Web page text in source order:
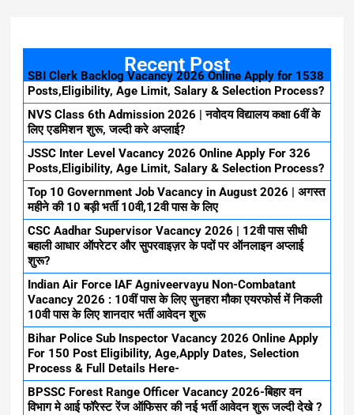
Recent Post
SBI Clerk Backlog Vacancy 2026 Online Apply for 1538
Posts,Eligibility, Age Limit, Salary & Selection Process?
NVS Class 6th Admission 2026 | नवोदय विद्यालय कक्षा 6वीं के
लिए एडमिशन शुरू, जल्दी करे अप्लाई?
JSSC Inter Level Vacancy 2026 Online Apply For 326
Posts,Eligibility, Age Limit, Salary & Selection Process?
Top 10 Government Job Vacancy in August 2026 | अगस्त
महीने की 10 बड़ी भर्ती 10वी,12वी पास के लिए
CSC Aadhar Supervisor Vacancy 2026 | 12वी पास सीधी
बहाली आधार ऑपरेटर और सुपरवाइज़र के पदों पर ऑनलाइन अप्लाई
शुरू?
Indian Air Force IAF Agniveervayu Non-Combatant
Vacancy 2026 : 10वीं पास के लिए सुनहरा मौका एयरफोर्स में निकली
10वी पास के लिए शानदार भर्ती आवेदन शुरू
Bihar Police Sub Inspector Vacancy 2026 Online Apply
For 150 Post Eligibility, Age,Apply Dates, Selection
Process & Full Details Here-
BPSSC Forest Range Officer Vacancy 2026-बिहार वन
विभाग मे आई फॉरेस्ट रेंज ऑफिसर की नई भर्ती आवेदन शुरू जल्दी देखे ?